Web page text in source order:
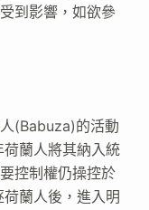
到影響，如欲參
(Babuza)的活動
蘭人將其納入統
控制權仍操控於
蘭人後，進入明